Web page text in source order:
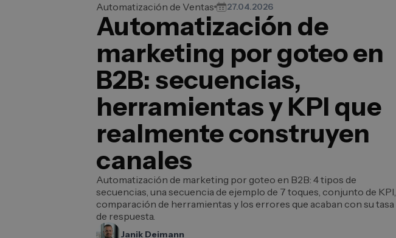
Automatización de Ventas 27.04.2026
Automatización de
marketing por goteo en
B2B: secuencias,
herramientas y KPI que
realmente construyen
canales
Automatización de marketing por goteo en B2B: 4 tipos de
secuencias, una secuencia de ejemplo de 7 toques, conjunto de KPI,
comparación de herramientas y los errores que acaban con su tasa
de respuesta.
Janik Deimann